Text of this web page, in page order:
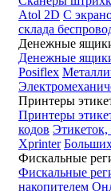
Atol 2D С
склада
Денежные
Денежные
Posiflex
Принтеры
Принтеры
кодов Этикеток,
Xprinter
Фискальные
Фискальные
накопителем